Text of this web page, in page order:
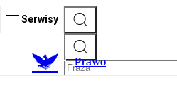
Serwisy
Prawo